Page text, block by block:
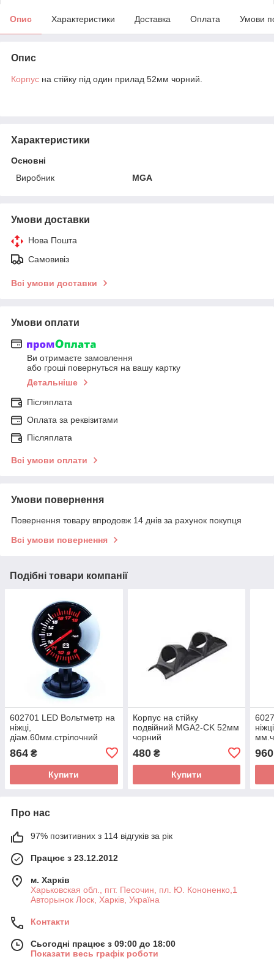
Опис Характеристики Доставка Оплата Умови
Опис
Корпус на стійку під один прилад 52мм чорний.
Характеристики
Основні
Виробник
MGA
Умови доставки
Нова Пошта
Самовивіз
Всі умови доставки
Умови оплати
Ви отримаєте замовлення
або гроші повернуться на вашу картку
Детальніше
Післяплата
Оплата за реквізитами
Післяплата
Всі умови оплати
Умови повернення
Повернення товару впродовж 14 днів за рахунок покупця
Всі умови повернення
Подібні товари компанії
602701 LED Вольтметр на
ніжці,
діам.60мм.стрілочний
864 ₴
Купити
Корпус на стійку
подвійний MGA2-CK 52мм
чорний
480₴
Купити
960
Про нас
97% позитивних з 114 відгуків за рік
Працює з 23.12.2012
м. Харків
Харьковская обл., пгт. Песочин, пл. Ю. Кононенко,1
Авторынок Лоск, Харків, Україна
Контакти
Сьогодні працює з 09:00 до 18:00
Показати весь графік роботи